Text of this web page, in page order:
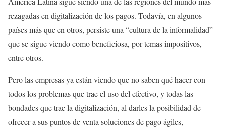
rezagadas en digitalización de los pagos. Todavía, en algunos
países más que en otros, persiste una “cultura de la informalidad”
que se sigue viendo como beneficiosa, por temas impositivos,
entre otros.
Pero las empresas ya están viendo que no saben qué hacer con
todos los problemas que trae el uso del efectivo, y todas las
bondades que trae la digitalización, al darles la posibilidad de
ofrecer a sus puntos de venta soluciones de pago ágiles,